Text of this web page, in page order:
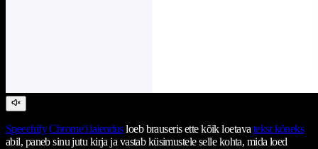
Speechify Chrome'i laiendusloeb brauseris ette kõik loetava tekst kõneks
abil, paneb sinu jutu kirja ja vastab küsimustele selle kohta, mida loed